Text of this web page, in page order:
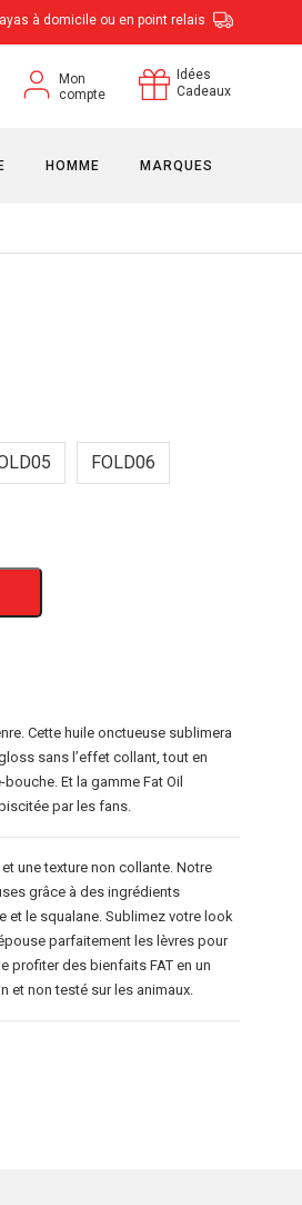
à domicile ou en point relais
Mon
compte
Idées
Cadeaux
HOMME MARQUES
FOLD06
Cette huile onctueuse sublimera
sans l’effet collant, tout en
Et la gamme Fat Oil
par les fans.
une texture non collante. Notre
grâce à des ingrédients
et le squalane. Sublimez votre look
parfaitement les lèvres pour
profiter des bienfaits FAT en un
et non testé sur les animaux.